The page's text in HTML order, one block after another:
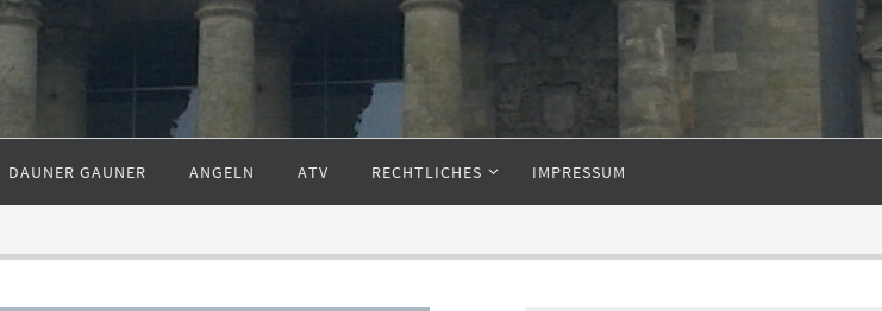
DAUNER GAUNER ANGELN ATV RECHTLICHES IMPRESSUM